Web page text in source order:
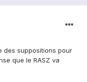
des suppositions pour
que le RASZ va